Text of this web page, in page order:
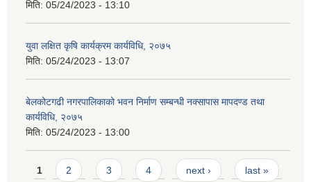
मिति: 05/24/2023 - 13:10
युवा लक्षित कृषि कार्यक्रम कार्यविधि, २०७५
मिति: 05/24/2023 - 13:07
बेलकोटगढी नगरपालिकाको भवन निर्माण सम्बन्धी नक्सापास मापदण्ड तथा
कार्यविधि, २०७५
मिति: 05/24/2023 - 13:00
Pages
1 2 3 4 next › last »